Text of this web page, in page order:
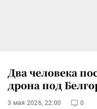
Два человека
дрона под
3 мая 2026, 22:00 0